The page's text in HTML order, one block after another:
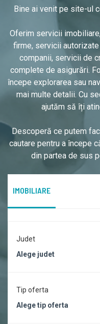
Bine ai venit pe site-ul
Oferim servicii
firme, servicii
companii, servicii de
complete de asigurări.
începe explorarea sau
mai multe detalii. Cu
ajutăm să îți
Descoperă ce putem
cautare pentru a începe
din partea de sus
IMOBILIARE
Judet
Alege judet
Tip oferta
Alege tip oferta